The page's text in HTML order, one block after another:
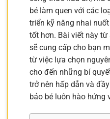
bé làm quen với các
triển kỹ năng nhai
tốt hơn. Bài viết này từ
sẽ cung cấp cho bạn
từ việc lựa chọn
cho đến những bí
trở nên hấp dẫn và
bảo bé luôn hào hứng